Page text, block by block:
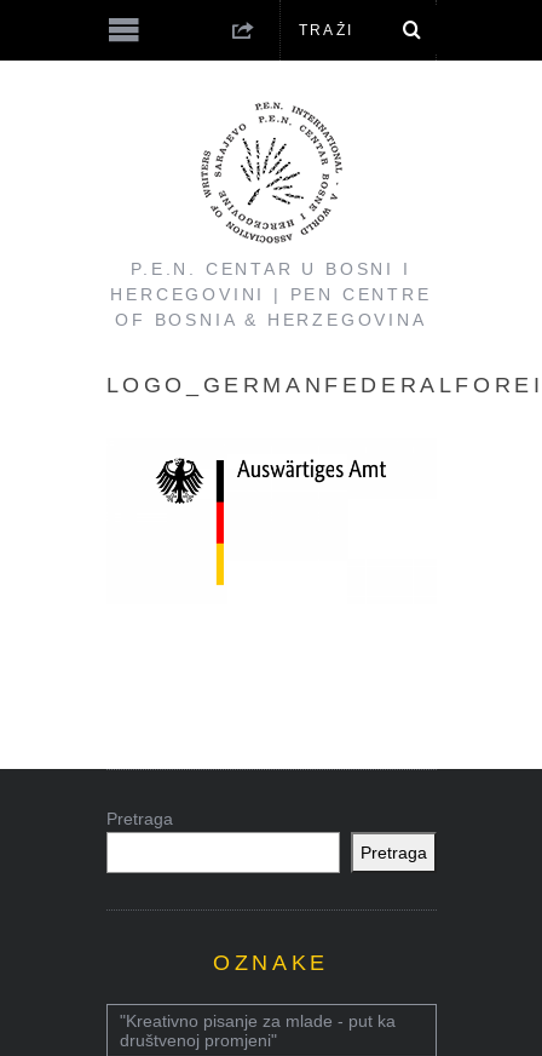
P.E.N. CENTAR U BOSNI I
HERCEGOVINI | PEN CENTRE
OF BOSNIA & HERZEGOVINA
Pretraga
Pretraga
OZNAKE
"Kreativno pisanje za mlade - put ka
društvenoj promjeni"